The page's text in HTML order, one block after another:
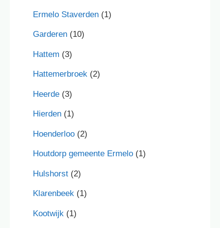
Ermelo Staverden (1)
Garderen (10)
Hattem (3)
Hattemerbroek (2)
Heerde (3)
Hierden (1)
Hoenderloo (2)
Houtdorp gemeente Ermelo (1)
Hulshorst (2)
Klarenbeek (1)
Kootwijk (1)